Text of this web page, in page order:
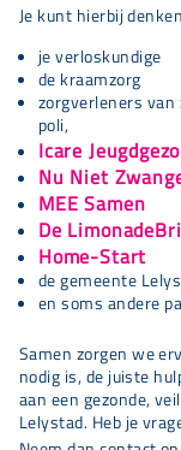
Je kunt hierbij
je verloskundige
de kraamzorg
zorgverleners van
poli,
Icare
Nu Niet
MEE Samen
De
Home-Start
de gemeente
en soms andere
Samen zorgen we
nodig is, de juiste
aan een gezonde,
Lelystad. Heb je